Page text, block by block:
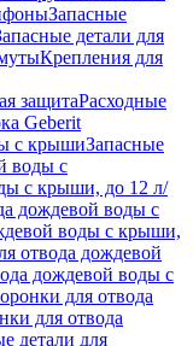
Запасные
детали для
Крепления для
защитаРасходные
Geberit
с крышиЗапасные
воды с
с крыши, до 12 л/
дождевой воды с
воды с крыши,
отвода дождевой
дождевой воды с
для отвода
для отвода
детали для